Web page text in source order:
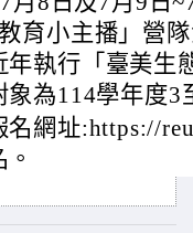
育小主播」營
年執行「臺美生
為114學年度3
名網址:https://